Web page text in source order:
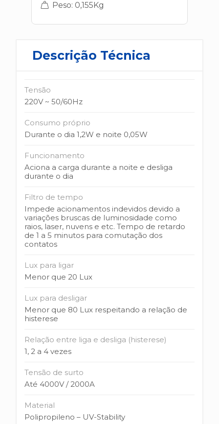
Peso: 0,155Kg
Descrição Técnica
Tensão
220V ~ 50/60Hz
Consumo próprio
Durante o dia 1,2W e noite 0,05W
Funcionamento
Aciona a carga durante a noite e desliga
durante o dia
Filtro de tempo
Impede acionamentos indevidos devido a
variações bruscas de luminosidade como
raios, laser, nuvens e etc. Tempo de retardo
de 1 a 5 minutos para comutação dos
contatos
Lux para ligar
Menor que 20 Lux
Lux para desligar
Menor que 80 Lux respeitando a relação de
histerese
Relação entre liga e desliga (histerese)
1, 2 a 4 vezes
Tensão de surto
Até 4000V / 2000A
Material
Polipropileno – UV-Stability